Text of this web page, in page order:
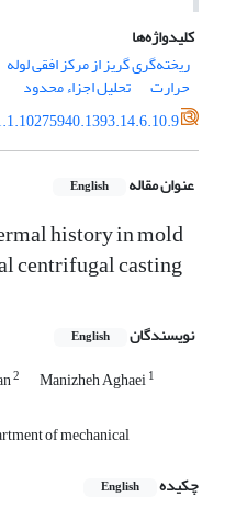
کلیدواژه‌ها
ریخته‌گری گریز از مرکز افقی لوله
حرارت
تحلیل اجزاء محدود
عنوان مقاله English
history in mold
centrifugal casting
نویسندگان English
2 Manizheh Aghaei1
of mechanical
چکیده
English